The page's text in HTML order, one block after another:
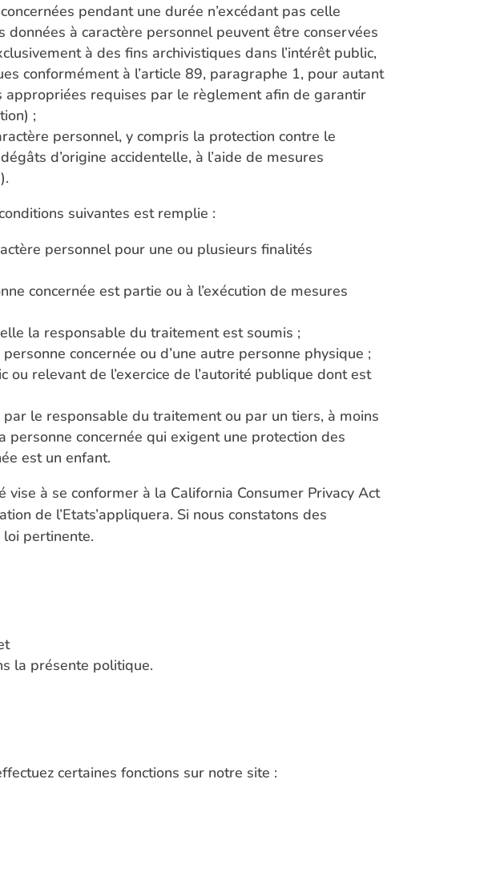
pendant une durée n’excédant pas celle
à caractère personnel peuvent être conservées
à des fins archivistiques dans l’intérêt public,
conformément à l’article 89, paragraphe 1, pour autant
requises par le règlement afin de garantir
;
personnel, y compris la protection contre le
d’origine accidentelle, à l’aide de mesures
suivantes est remplie :
personnel pour une ou plusieurs finalités
concernée est partie ou à l’exécution de mesures
la responsable du traitement est soumis ;
concernée ou d’une autre personne physique ;
ou relevant de l’exercice de l’autorité publique dont est
le responsable du traitement ou par un tiers, à moins
concernée qui exigent une protection des
est un enfant.
à se conformer à la California Consumer Privacy Act
de l’Etats’appliquera. Si nous constatons des
pertinente.
la présente politique.
certaines fonctions sur notre site :